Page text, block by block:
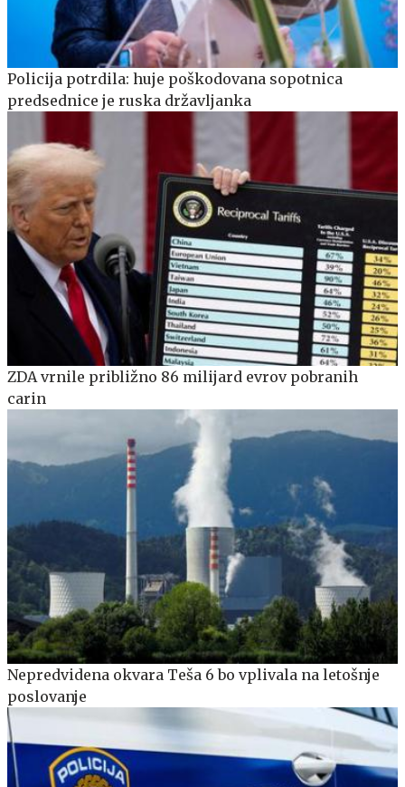
Policija potrdila: huje poškodovana sopotnica
predsednice je ruska državljanka
ZDA vrnile približno 86 milijard evrov pobranih
carin
Nepredvidena okvara Teša 6 bo vplivala na letošnje
poslovanje